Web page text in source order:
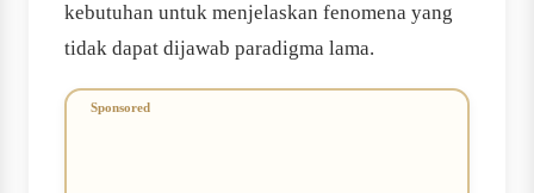
kebutuhan untuk menjelaskan fenomena yang
tidak dapat dijawab paradigma lama.